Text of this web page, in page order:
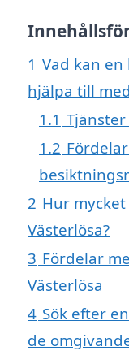
1 Vad kan
hjälpa till
1.1
1.2
2 Hur
Västerlösa?
3 Fördelar
Västerlösa
4 Sök efter
de